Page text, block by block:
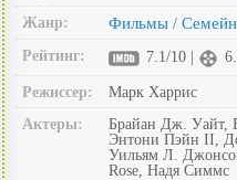
Жанр:
Фильмы /
Рейтинг: 7.1/10 |
Режиссер:
Марк Харрис
Актеры:
Брайан Дж. Уайт,
Энтони Пэйн II,
Уильям Л.
Rose, Надя Симмс